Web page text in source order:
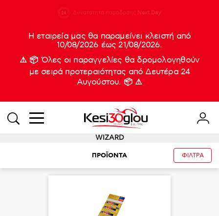
Δυνατότητα παράδοσης Next Day
Νέες
Η εταιρεία μας θα παραμείνει κλειστή από
10/08/2026 έως 21/08/2026.
⚠️ 📦 Όλες οι παραγγελίες θα δρομολογηθούν
με σειρά προτεραιότητας από Δευτέρα 24
Αυγούστου. 📦 ⚠️
WIZARD
ΠΡΟΪΟΝΤΑ ΦΙΛΤΡΑ